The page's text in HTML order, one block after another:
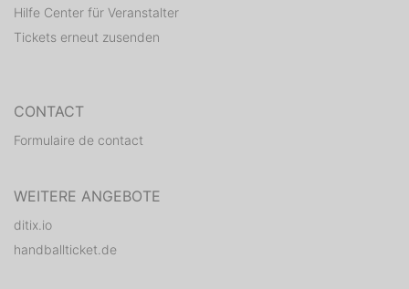
Hilfe Center für Veranstalter
Tickets erneut zusenden
CONTACT
Formulaire de contact
WEITERE ANGEBOTE
ditix.io
handballticket.de